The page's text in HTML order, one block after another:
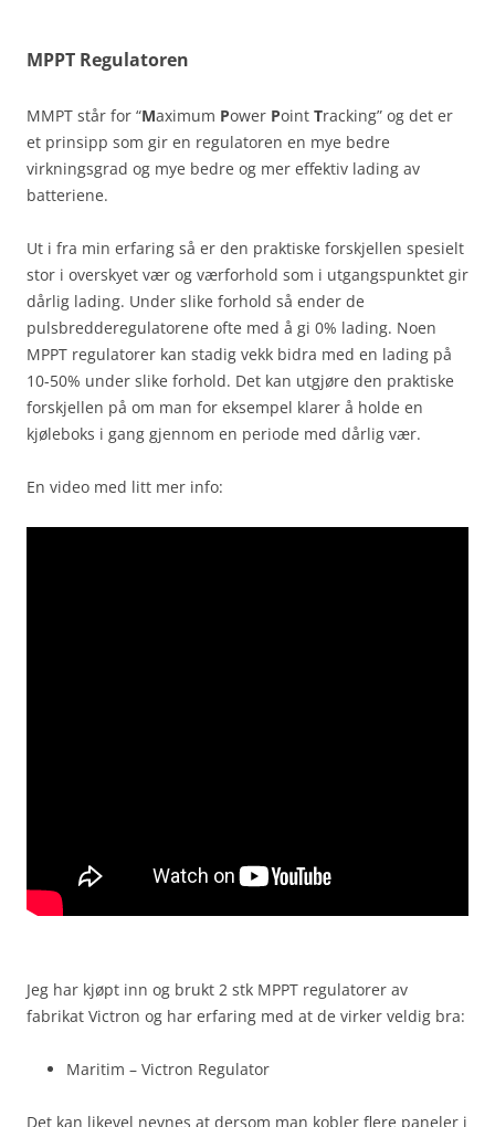
MPPT Regulatoren
MMPT står for “Maximum Power Point Tracking” og det er
et prinsipp som gir en regulatoren en mye bedre
virkningsgrad og mye bedre og mer effektiv lading av
batteriene.
Ut i fra min erfaring så er den praktiske forskjellen spesielt
stor i overskyet vær og værforhold som i utgangspunktet gir
dårlig lading. Under slike forhold så ender de
pulsbredderegulatorene ofte med å gi 0% lading. Noen
MPPT regulatorer kan stadig vekk bidra med en lading på
10-50% under slike forhold. Det kan utgjøre den praktiske
forskjellen på om man for eksempel klarer å holde en
kjøleboks i gang gjennom en periode med dårlig vær.
En video med litt mer info:
Jeg har kjøpt inn og brukt 2 stk MPPT regulatorer av
fabrikat Victron og har erfaring med at de virker veldig bra:
Maritim – Victron Regulator
Det kan likevel nevnes at dersom man kobler flere paneler i